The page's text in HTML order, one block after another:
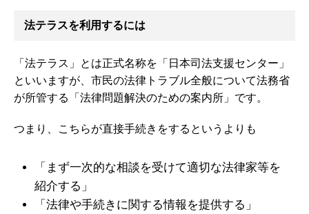
法テラスを利用するには
「法テラス」とは正式名称を「日本司法支援センター」
といいますが、市民の法律トラブル全般について法務省
が所管する「法律問題解決のための案内所」です。
つまり、こちらが直接手続きをするというよりも
「まず一次的な相談を受けて適切な法律家等を
紹介する」
「法律や手続きに関する情報を提供する」